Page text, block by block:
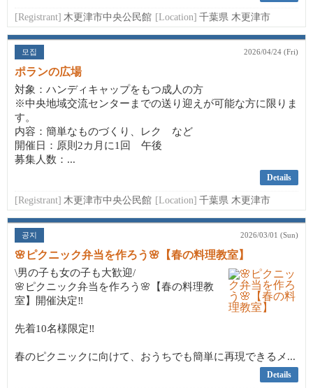
[Registrant] 木更津市中央公民館 [Location] 千葉県 木更津市
모집 2026/04/24 (Fri)
ポランの広場
対象：ハンディキャップをもつ成人の方
※中央地域交流センターまでの送り迎えが可能な方に限りま
す。
内容：簡単なものづくり、レク など
開催日：原則2カ月に1回 午後
募集人数：...
Details
[Registrant] 木更津市中央公民館 [Location] 千葉県 木更津市
공지 2026/03/01 (Sun)
🌸ピクニック弁当を作ろう🌸【春の料理教室】
\男の子も女の子も大歓迎/
🌸ピクニック弁当を作ろう🌸【春の料理教
室】開催決定‼️
先着10名様限定‼️
春のピクニックに向けて、おうちでも簡単に再現できるメ...
Details